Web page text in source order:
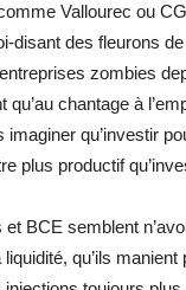
Vallourec ou
disant des fleurons
zombies
qu’au chantage à
imaginer qu’investir
plus productif
BCE semblent
qu’ils